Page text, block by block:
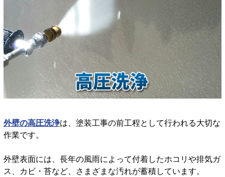
外壁の高圧洗浄は、塗装工事の前工程として行われる大切な
作業です。
外壁表面には、長年の風雨によって付着したホコリや排気ガ
ス、カビ・苔など、さまざまな汚れが蓄積しています。